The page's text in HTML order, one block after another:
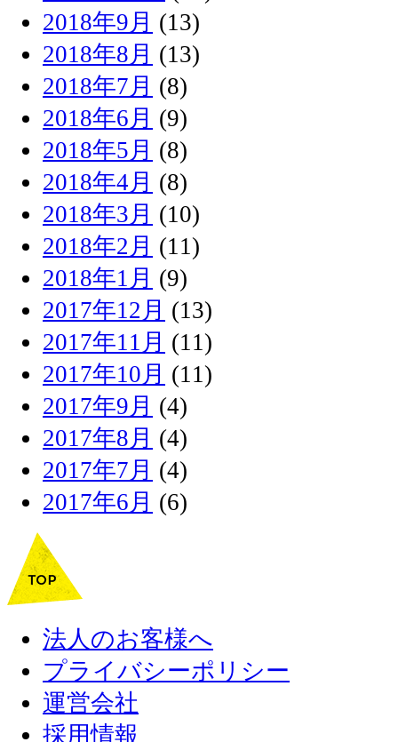
2018年9月 (13)
2018年8月 (13)
2018年7月 (8)
2018年6月 (9)
2018年5月 (8)
2018年4月 (8)
2018年3月 (10)
2018年2月 (11)
2018年1月 (9)
2017年12月 (13)
2017年11月 (11)
2017年10月 (11)
2017年9月 (4)
2017年8月 (4)
2017年7月 (4)
2017年6月 (6)
法人のお客様へ
プライバシーポリシー
運営会社
採用情報